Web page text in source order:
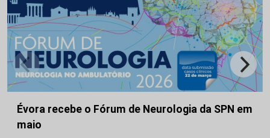
Évora recebe o Fórum de Neurologia da SPN em
maio